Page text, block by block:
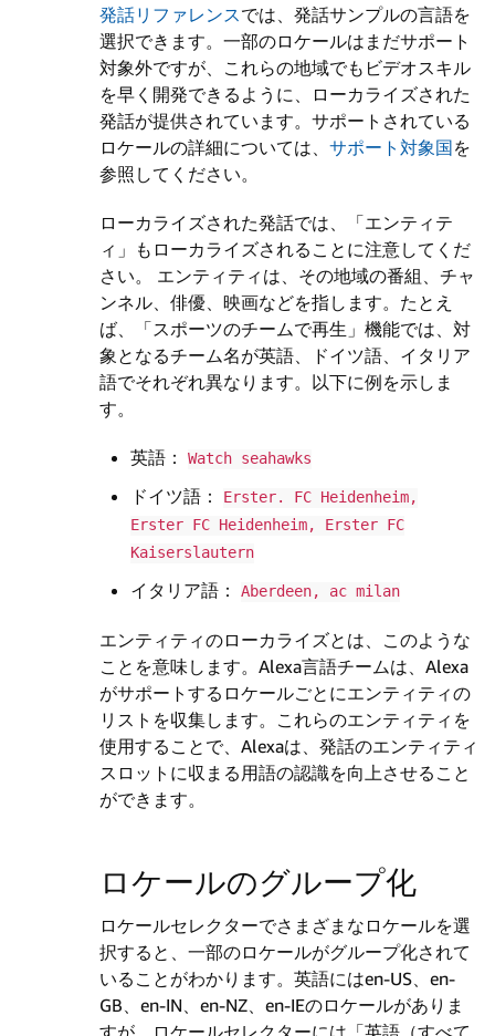
発話リファレンスでは、発話サンプルの言語を
選択できます。一部のロケールはまだサポート
対象外ですが、これらの地域でもビデオスキル
を早く開発できるように、ローカライズされた
発話が提供されています。サポートされている
ロケールの詳細については、 サポート対象国を
参照してください。
ローカライズされた発話では、「エンティテ
ィ」もローカライズされることに注意してくだ
さい。 エンティティは、その地域の番組、チャ
ンネル、俳優、映画などを指します。たとえ
ば、「スポーツのチームで再生」機能では、対
象となるチーム名が英語、ドイツ語、イタリア
語でそれぞれ異なります。以下に例を示しま
す。
英語： Watch seahawks
ドイツ語：
Erster. FC Heidenheim,
Erster FC Heidenheim, Erster FC
Kaiserslautern
イタリア語： Aberdeen, ac milan
エンティティのローカライズとは、このような
ことを意味します。Alexa言語チームは、Alexa
がサポートするロケールごとにエンティティの
リストを収集します。これらのエンティティを
使用することで、Alexaは、発話のエンティティ
スロットに収まる用語の認識を向上させること
ができます。
ロケールのグループ化
ロケールセレクターでさまざまなロケールを選
択すると、一部のロケールがグループ化されて
いることがわかります。英語にはen-US、en-
GB、en-IN、en-NZ、en-IEのロケールがありま